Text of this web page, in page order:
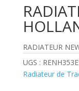
RADIATEUR
UGS :
Radiateur de